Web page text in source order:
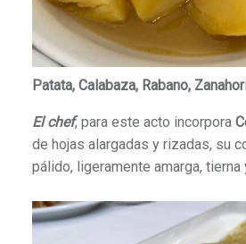
Patata, Calabaza, Rabano,
El chef, para este acto incorpora
de hojas alargadas y rizadas, su
pálido, ligeramente amarga, tierna